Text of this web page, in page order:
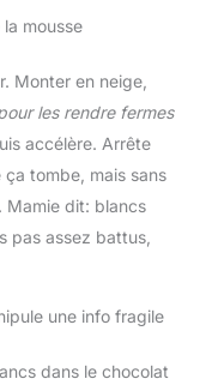
mousse
Monter en neige,
les rendre fermes
accélère. Arrête
tombe, mais sans
Mamie dit: blancs
pas assez battus,
une info fragile
dans le chocolat